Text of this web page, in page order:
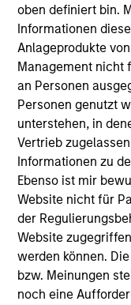
oben definiert bin.
Informationen
Anlageprodukte
Management nicht
an Personen
Personen genutzt
unterstehen, in
Vertrieb
Informationen zu
Ebenso ist mir
Website nicht für
der
Website
werden können.
bzw. Meinungen
noch eine
Expertise
We help
clients
management
combination of
strategies.